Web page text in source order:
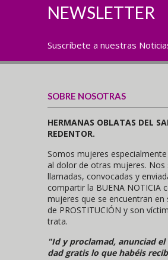
NEWSLETTER
Suscríbete a nuestras
SOBRE NOSOTRAS
HERMANAS OBLATAS DEL
REDENTOR.
Somos mujeres
al dolor de otras mujeres. Nos
llamadas, convocadas y
compartir la BUENA NOTICIA
mujeres que se encuentran en
de PROSTITUCIÓN y son
trata.
"Id y proclamad, anunciad el
dad gratis lo que habéis